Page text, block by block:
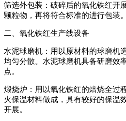
筛选外包装：破碎后的氧化铁红开
颗粒物，再将符合标准的进行包装。
二、氧化铁红生产线设备
水泥球磨机：用以原材料的球磨机
均匀分散。水泥球磨机具备研磨效
点。
煅烧炉：用以氧化铁红的焙烧全过
火保温材料做成，具有较好的保温
开展。